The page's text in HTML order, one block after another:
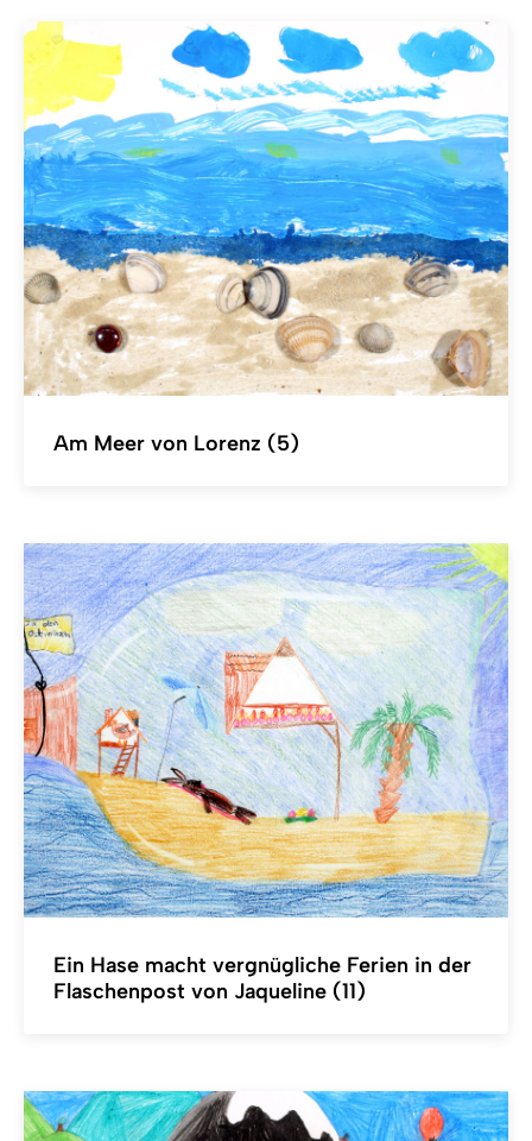
Am Meer von Lorenz (5)
Ein Hase macht vergnügliche Ferien in der
Flaschenpost von Jaqueline (11)